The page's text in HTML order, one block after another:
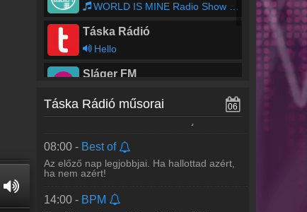
WORLD IS MINE Radio Show - Regán Lili
Táska Rádió
Hello
Sláger FM
BEST FM - Budapest
Táska Rádió műsorai 06
Minden hétköznap reggel a Te
kedvenceiddel,... friss lendülettel,... infókkal,
amiről tudnod kell. Vekker! Ébredj ezzel!
08:00 - Best of
Az előző nap legjobbjai. Ha hallottad azért,
ha nem azért!
14:00 - BPM